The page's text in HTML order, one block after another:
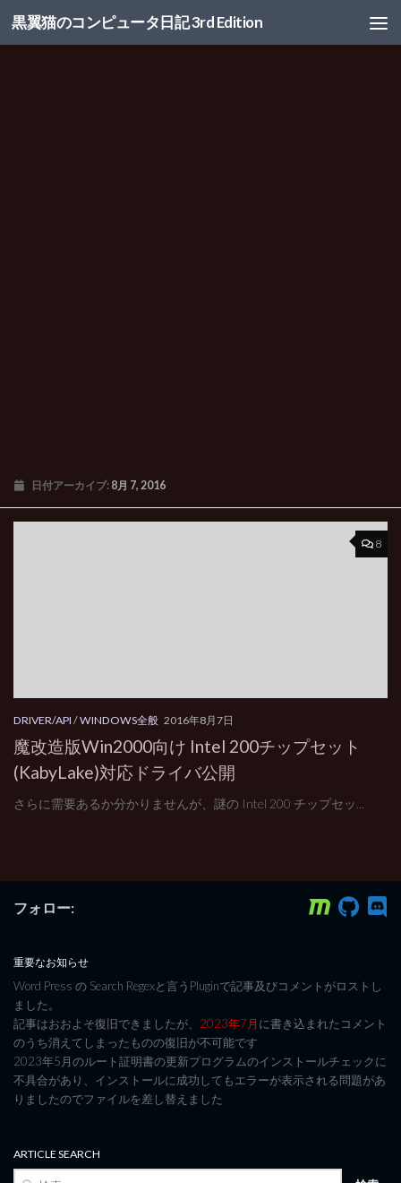
コンテンツへスキップ
黒翼猫のコンピュータ日記 3rd Edition
日付アーカイブ: 8月 7, 2016
8
DRIVER/API /WINDOWS全般 2016年8月7日
魔改造版Win2000向け Intel 200チップセット
(KabyLake)対応ドライバ公開
さらに需要あるか分かりませんが、謎の Intel 200 チップセッ...
フォロー:
重要なお知らせ
Word Press の Search Regexと言うPluginで記事及びコメントがロストし
ました。
記事はおおよそ復旧できましたが、 2023年7月に書き込まれたコメント
のうち消えてしまったものの復旧が不可能です
2023年5月のルート証明書の更新プログラムのインストールチェックに
不具合があり、インストールに成功してもエラーが表示される問題があ
りましたのでファイルを差し替えました
ARTICLE SEARCH